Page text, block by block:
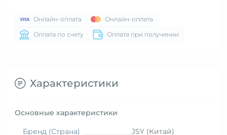
Онлайн-оплата
Онлайн-оплата
Оплата по счету
Оплата при получении
Характеристики
Основные характеристики
Бренд (Страна) JSY (Китай)